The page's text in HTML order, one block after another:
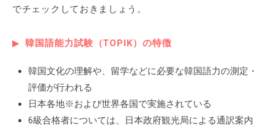
でチェックしておきましょう。
韓国語能力試験（TOPIK）の特徴
韓国文化の理解や、留学などに必要な韓国語力の測定・
評価が行われる
日本各地※および世界各国で実施されている
6級合格者については、日本政府観光局による通訳案内